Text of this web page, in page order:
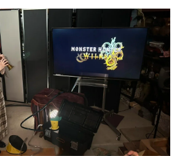
イルゲーム産業史
イルゲーム史における主要なトピック・タイト
るほか、開発者へのインタビューや識者による
。約20年の歴史が一望できる決定版！
たり〜ゲームクリエイターの青春〜
』『ペンと箸』等で知られるマンガ家・田中圭
るゲーム業界レポートマンガです。
ゲームは面白い？
発者・hamatsu氏がゲームの魅力を画面や操作の
から解き明かしていく、硬派で骨太な評論連載